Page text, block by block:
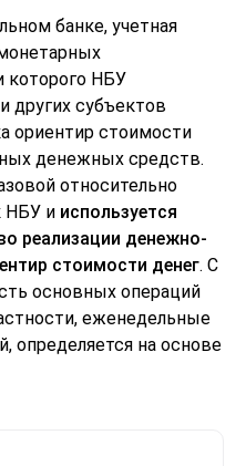
банке, учетная
которого НБУ
других субъектов
ориентир стоимости
денежных средств.
относительно
НБУ и используется
реализации денежно-
стоимости денег. С
основных операций
еженедельные
определяется на основе